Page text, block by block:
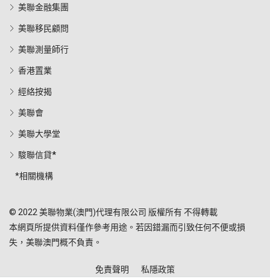
美聯金融集團
美聯移民顧問
美聯測量師行
香港置業
經絡按揭
美聯會
美聯大學堂
駿聯信貸*
*相關機構
© 2022 美聯物業(澳門)代理有限公司 版權所有 不得轉載
本網頁所提供資料僅作參考用途。若因錯漏而引致任何不便或損
失，美聯澳門概不負責。
免責聲明 私隱政策